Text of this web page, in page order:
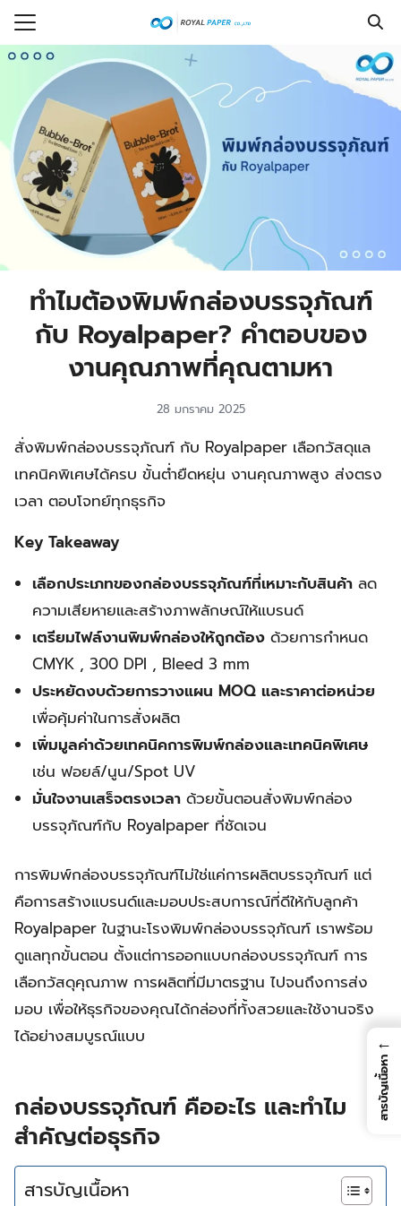
Skip
content
เรา
ที่พบบ่อย
Search
ทำไมต้องพิมพ์กล่องบรรจุภัณฑ์
กับ Royalpaper? คำตอบของ
งานคุณภาพที่คุณตามหา
28 มกราคม 2025
สั่งพิมพ์กล่องบรรจุภัณฑ์ กับ Royalpaper เลือกวัสดุแล
เทคนิคพิเศษได้ครบ ขั้นต่ำยืดหยุ่น งานคุณภาพสูง ส่งตรง
เวลา ตอบโจทย์ทุกธุรกิจ
Key Takeaway
เลือกประเภทของกล่องบรรจุภัณฑ์ที่เหมาะกับสินค้า ลด
ความเสียหายและสร้างภาพลักษณ์ให้แบรนด์
เตรียมไฟล์งานพิมพ์กล่องให้ถูกต้อง ด้วยการกำหนด
CMYK , 300 DPI , Bleed 3 mm
ประหยัดงบด้วยการวางแผน MOQ และราคาต่อหน่วย
เพื่อคุ้มค่าในการสั่งผลิต
เพิ่มมูลค่าด้วยเทคนิคการพิมพ์กล่องและเทคนิคพิเศษ
เช่น ฟอยล์/นูน/Spot UV
มั่นใจงานเสร็จตรงเวลา ด้วยขั้นตอนสั่งพิมพ์กล่อง
บรรจุภัณฑ์กับ Royalpaper ที่ชัดเจน
การพิมพ์กล่องบรรจุภัณฑ์ไม่ใช่แค่การผลิตบรรจุภัณฑ์ แต่
คือการสร้างแบรนด์และมอบประสบการณ์ที่ดีให้กับลูกค้า
Royalpaper ในฐานะโรงพิมพ์กล่องบรรจุภัณฑ์ เราพร้อม
ดูแลทุกขั้นตอน ตั้งแต่การออกแบบกล่องบรรจุภัณฑ์ การ
เลือกวัสดุคุณภาพ การผลิตที่มีมาตรฐาน ไปจนถึงการส่ง
มอบ เพื่อให้ธุรกิจของคุณได้กล่องที่ทั้งสวยและใช้งานจริง
ได้อย่างสมบูรณ์แบบ
กล่องบรรจุภัณฑ์ คืออะไร และทำไม
สำคัญต่อธุรกิจ
สารบัญเนื้อหา
←
สารบัญเนื้อหา